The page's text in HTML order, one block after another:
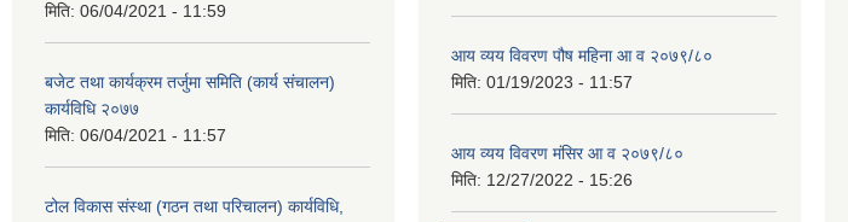
मिति: 06/04/2021 - 11:59
बजेट तथा कार्यक्रम तर्जुमा समिति (कार्य संचालन)
कार्यविधि २०७७
मिति: 06/04/2021 - 11:57
टोल विकास संस्था (गठन तथा परिचालन) कार्यविधि,
आय व्यय विवरण पौष महिना आ व २०७९/८०
मिति: 01/19/2023 - 11:57
आय व्यय विवरण मंसिर आ व २०७९/८०
मिति: 12/27/2022 - 15:26